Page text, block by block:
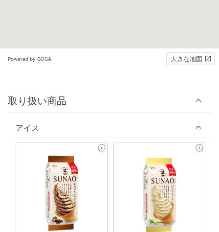
Powered by GOGA 大きな地図
取り扱い商品
アイス